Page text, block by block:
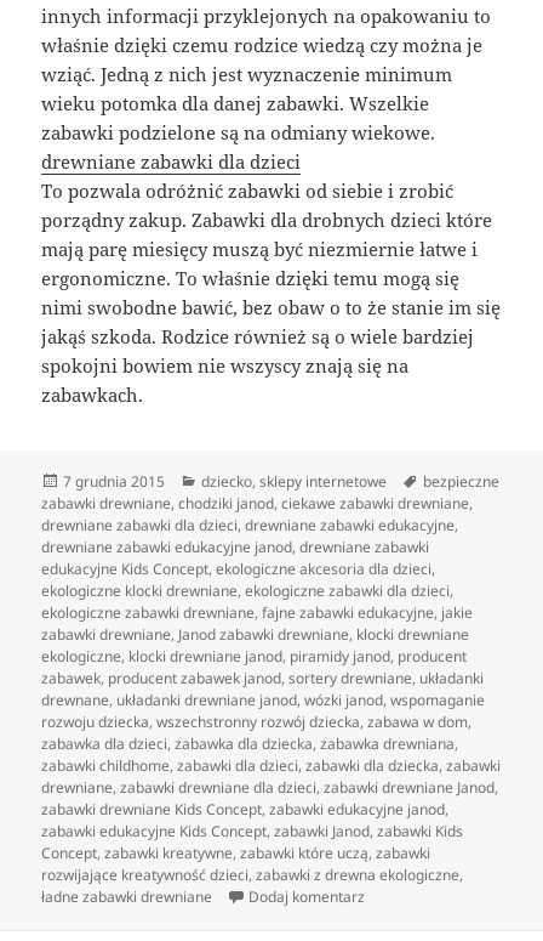
innych informacji przyklejonych na opakowaniu to
właśnie dzięki czemu rodzice wiedzą czy można je
wziąć. Jedną z nich jest wyznaczenie minimum
wieku potomka dla danej zabawki. Wszelkie
zabawki podzielone są na odmiany wiekowe.
drewniane zabawki dla dzieci
To pozwala odróżnić zabawki od siebie i zrobić
porządny zakup. Zabawki dla drobnych dzieci które
mają parę miesięcy muszą być niezmiernie łatwe i
ergonomiczne. To właśnie dzięki temu mogą się
nimi swobodne bawić, bez obaw o to że stanie im się
jakąś szkoda. Rodzice również są o wiele bardziej
spokojni bowiem nie wszyscy znają się na
zabawkach.
Data
publikacji
7 grudnia 2015 Kategorie
dziecko,sklepy internetowe Tagi
bezpieczne
zabawki drewniane,chodziki janod,ciekawe zabawki drewniane,
drewniane zabawki dla dzieci,drewniane zabawki edukacyjne,
drewniane zabawki edukacyjne janod,drewniane zabawki
edukacyjne Kids Concept,ekologiczne akcesoria dla dzieci,
ekologiczne klocki drewniane,ekologiczne zabawki dla dzieci,
ekologiczne zabawki drewniane,fajne zabawki edukacyjne, jakie
zabawki drewniane, Janod zabawki drewniane, klocki drewniane
ekologiczne, klocki drewniane janod, piramidy janod, producent
zabawek, producent zabawek janod,sortery drewniane, układanki
drewnane, układanki drewniane janod,wózki janod,wspomaganie
rozwoju dziecka,wszechstronny rozwój dziecka,zabawa w dom,
zabawka dla dzieci,zabawka dla dziecka,zabawka drewniana,
zabawki childhome,zabawki dla dzieci,zabawki dla dziecka,zabawki
drewniane,zabawki drewniane dla dzieci,zabawki drewniane Janod,
zabawki drewniane Kids Concept,zabawki edukacyjne janod,
zabawki edukacyjne Kids Concept,zabawki Janod,zabawki Kids
Concept,zabawki kreatywne,zabawki które uczą,zabawki
rozwijające kreatywność dzieci,zabawki z drewna ekologiczne,
ładne zabawki drewniane
Dodaj komentarz